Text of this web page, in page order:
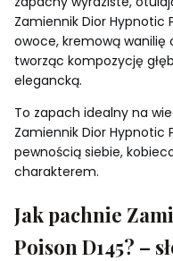
Zamiennik Dior Hypnotic
owoce, kremową wanilię
tworząc kompozycję
elegancką.
To zapach idealny na
Zamiennik Dior Hypnotic
pewnością siebie,
charakterem.
Jak pachnie
Poison D145? –